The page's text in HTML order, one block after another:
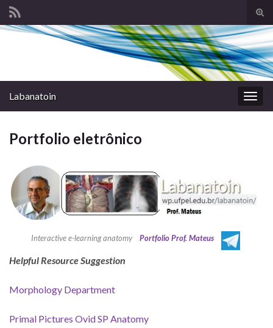
de
Search for:
Labanatoin
Portfolio eletrônico
Interactive e-learning anatomy Portfolio Prof. Mateus
Helpful Resource Suggestion
Morphology Department
Primal Pictures Ovid SP Anatomy